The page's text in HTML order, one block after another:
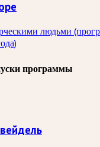
людьми
программы